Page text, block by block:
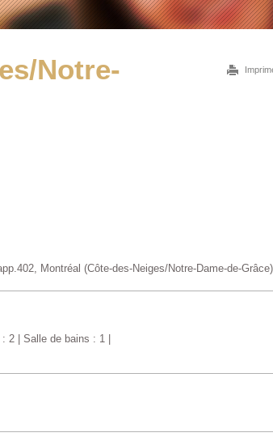
Notre-
Montréal (Côte-des-Neiges/Notre-Dame-de-Grâce)
2 | Salle de bains : 1 |